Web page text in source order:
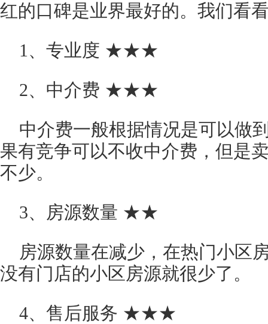
红的口碑是业界最好的。我们看
1、专业度 ★★★
2、中介费 ★★★
中介费一般根据情况是可以做
果有竞争可以不收中介费，但是
不少。
3、房源数量 ★★
房源数量在减少，在热门小区
没有门店的小区房源就很少了。
4、售后服务 ★★★